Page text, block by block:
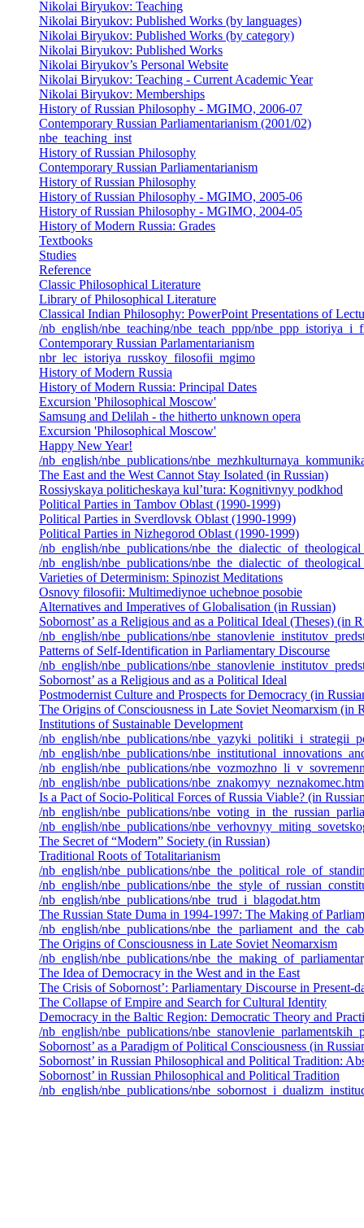
Nikolai Biryukov: Teaching
Nikolai Biryukov: Published Works (by languages)
Nikolai Biryukov: Published Works (by category)
Nikolai Biryukov: Published Works
Nikolai Biryukov’s Personal Website
Nikolai Biryukov: Teaching - Current Academic Year
Nikolai Biryukov: Memberships
History of Russian Philosophy - MGIMO, 2006-07
Contemporary Russian Parliamentarianism (2001/02)
nbe_teaching_inst
History of Russian Philosophy
Contemporary Russian Parliamentarianism
History of Russian Philosophy
History of Russian Philosophy - MGIMO, 2005-06
History of Russian Philosophy - MGIMO, 2004-05
History of Modern Russia: Grades
Textbooks
Studies
Reference
Classic Philosophical Literature
Library of Philosophical Literature
Classical Indian Philosophy: PowerPoint Presentations of
/nb_english/nbe_teaching/nbe_teach_ppp/
Contemporary Russian Parlamentarianism
nbr_lec_istoriya_russkoy_filosofii_mgimo
History of Modern Russia
History of Modern Russia: Principal Dates
Excursion 'Philosophical Moscow'
Samsung and Delilah - the hitherto unknown opera
Excursion 'Philosophical Moscow'
Happy New Year!
/nb_english/nbe_publications/
The East and the West Cannot Stay Isolated (in Russian)
Rossiyskaya politicheskaya kul’tura: Kognitivnyy podkhod
Political Parties in Tambov Oblast (1990-1999)
Political Parties in Sverdlovsk Oblast (1990-1999)
Political Parties in Nizhegorod Oblast (1990-1999)
/nb_english/nbe_publications/
/nb_english/nbe_publications/
Varieties of Determinism: Spinozist Meditations
Osnovy filosofii: Multimediynoe uchebnoe posobie
Alternatives and Imperatives of Globalisation (in Russian)
Sobornost’ as a Religious and as a Political Ideal (Theses) (in
/nb_english/nbe_publications/
Patterns of Self-Identification in Parliamentary Discourse
/nb_english/nbe_publications/
Sobornost’ as a Religious and as a Political Ideal
Postmodernist Culture and Prospects for Democracy (in
The Origins of Consciousness in Late Soviet Neomarxism (in
Institutions of Sustainable Development
/nb_english/nbe_publications/
/nb_english/nbe_publications/
/nb_english/nbe_publications/
/nb_english/nbe_publications/nbe_znakomyy_neznakomec.htm
Is a Pact of Socio-Political Forces of Russia Viable? (in
/nb_english/nbe_publications/
/nb_english/nbe_publications/
The Secret of “Modern” Society (in Russian)
Traditional Roots of Totalitarianism
/nb_english/nbe_publications/
/nb_english/nbe_publications/
/nb_english/nbe_publications/nbe_trud_i_blagodat.htm
The Russian State Duma in 1994-1997: The Making of
/nb_english/nbe_publications/
The Origins of Consciousness in Late Soviet Neomarxism
/nb_english/nbe_publications/
The Idea of Democracy in the West and in the East
The Crisis of Sobornost’: Parliamentary Discourse in Present-
The Collapse of Empire and Search for Cultural Identity
Democracy in the Baltic Region: Democratic Theory and
/nb_english/nbe_publications/
Sobornost’ as a Paradigm of Political Consciousness (in
Sobornost’ in Russian Philosophical and Political Tradition:
Sobornost’ in Russian Philosophical and Political Tradition
/nb_english/nbe_publications/